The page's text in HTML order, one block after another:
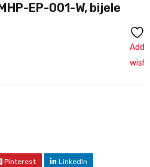
EP-001-W, bijele
Add
Pinterest LinkedIn